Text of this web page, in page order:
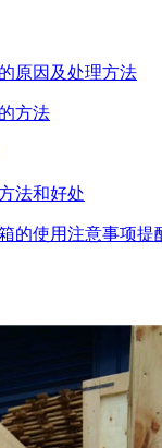
原因及处理方法
方法
法和好处
的使用注意事项提